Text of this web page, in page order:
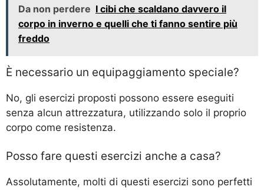
Da non perdere I cibi che scaldano davvero il
corpo in inverno e quelli che ti fanno sentire più
freddo
È necessario un equipaggiamento speciale?
No, gli esercizi proposti possono essere eseguiti
senza alcun attrezzatura, utilizzando solo il proprio
corpo come resistenza.
Posso fare questi esercizi anche a casa?
Assolutamente, molti di questi esercizi sono perfetti